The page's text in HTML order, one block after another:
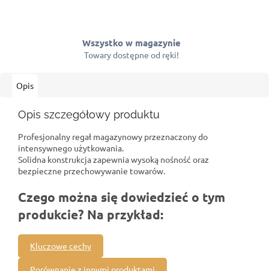
Wszystko w magazynie
Towary dostępne od ręki!
Opis
Opis szczegółowy produktu
Profesjonalny regał magazynowy przeznaczony do
intensywnego użytkowania.
Solidna konstrukcja zapewnia wysoką nośność oraz
bezpieczne przechowywanie towarów.
Czego można się dowiedzieć o tym
produkcie? Na przykład:
Kluczowe cechy